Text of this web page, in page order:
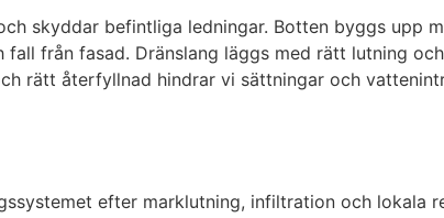
skyddar befintliga ledningar. Botten byggs upp
från fasad. Dränslang läggs med rätt lutning
rätt återfyllnad hindrar vi sättningar och
efter marklutning, infiltration och lokala